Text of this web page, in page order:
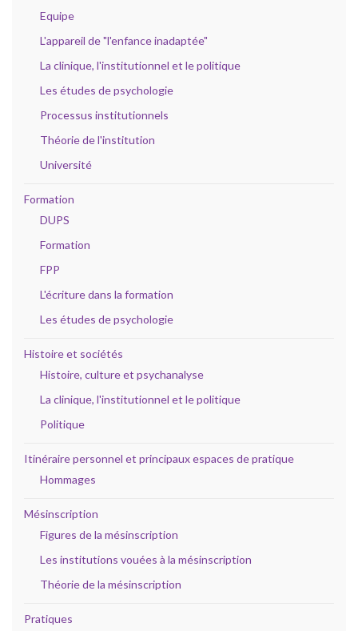
Equipe
L'appareil de "l'enfance inadaptée"
La clinique, l'institutionnel et le politique
Les études de psychologie
Processus institutionnels
Théorie de l'institution
Université
Formation
DUPS
Formation
FPP
L'écriture dans la formation
Les études de psychologie
Histoire et sociétés
Histoire, culture et psychanalyse
La clinique, l'institutionnel et le politique
Politique
Itinéraire personnel et principaux espaces de pratique
Hommages
Mésinscription
Figures de la mésinscription
Les institutions vouées à la mésinscription
Théorie de la mésinscription
Pratiques